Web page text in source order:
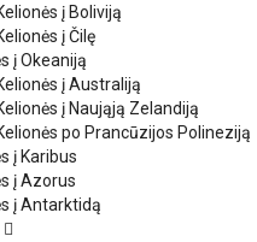
į Boliviją
į Čilę
į Okeaniją
į Australiją
į Naująją Zelandiją
po Prancūzijos Polineziją
į Karibus
į Azorus
į Antarktidą